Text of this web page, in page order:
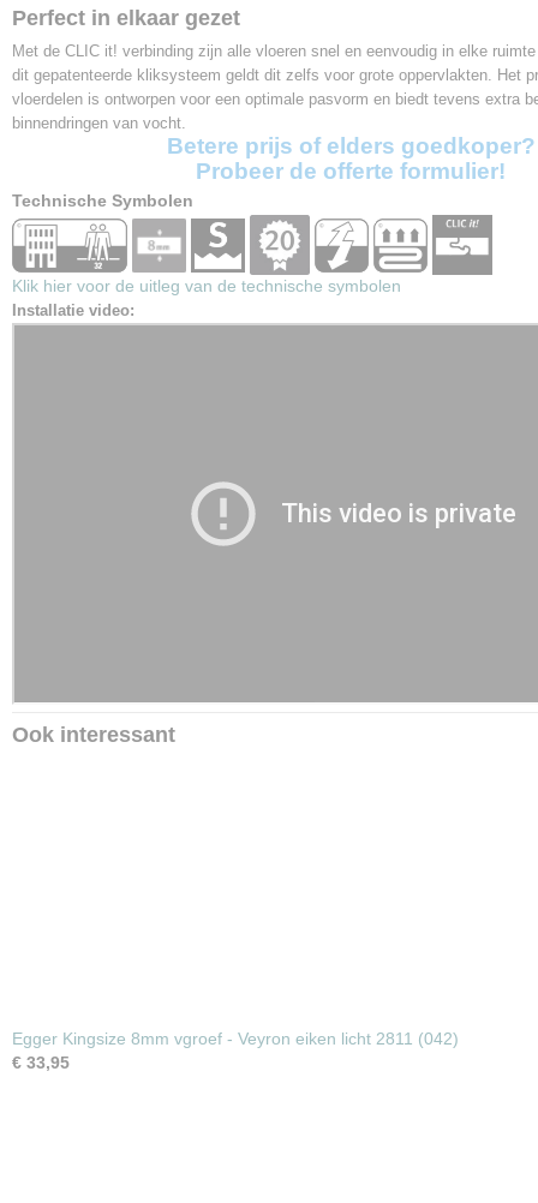
Perfect in elkaar gezet
Met de CLIC it! verbinding zijn alle vloeren snel en eenvoudig in elke
dit gepatenteerde kliksysteem geldt dit zelfs voor grote oppervlakten. Het
vloerdelen is ontworpen voor een optimale pasvorm en biedt tevens extra
binnendringen van vocht.
Betere prijs of elders goedkoper?
Probeer de offerte formulier!
Technische Symbolen
Klik hier voor de uitleg van de technische symbolen
Installatie video:
Ook interessant
Egger Kingsize 8mm vgroef - Veyron eiken licht 2811 (042)
€ 33,95